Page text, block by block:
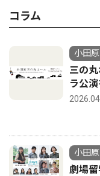
コラム
小田
三の
ラ公
小田
劇場